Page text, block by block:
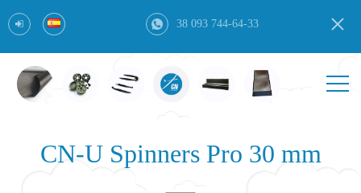
38 093 744-64-33
CN-U Spinners Pro 30 mm